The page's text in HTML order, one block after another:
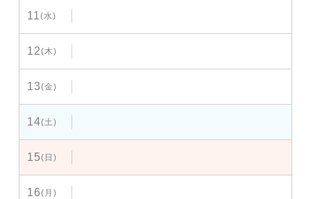
11(水)
12(木)
13(金)
14(土)
15(日)
16(月)